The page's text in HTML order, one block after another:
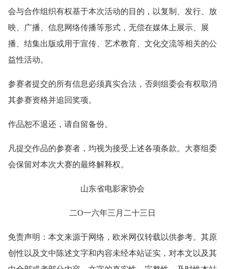
会与合作组织有权基于本次活动的目的，以复制、发行、放
映、广播、信息网络传播等形式，无偿在媒体上展示、展
播、结集出版或用于宣传、艺术教育、文化交流等相关的公
益性活动。
参赛者提交的所有信息必须真实合法，否则组委会有权取消
其参赛资格并追回奖项。
作品恕不退还，请自留备份。
凡提交作品的参赛者，均视为接受上述各项条款。大赛组委
会保留对本次大赛的最终解释权。
山东省电影家协会
二O一六年三月二十三日
免责声明：本文来源于网络，欧米网仅转载以供参考。其原
创性以及文中陈述文字和内容未经本站证实，对本文以及其